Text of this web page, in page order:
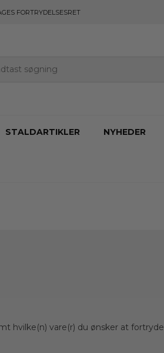
FORTRYDELSESRET
STALDARTIKLER NYHEDER
hvilke(n) vare(r) du ønsker at fortryde